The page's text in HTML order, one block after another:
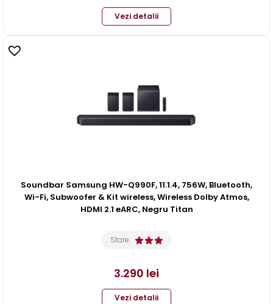
Vezi detalii
Soundbar Samsung HW-Q990F, 11.1.4, 756W, Bluetooth,
Wi-Fi, Subwoofer & Kit wireless, Wireless Dolby Atmos,
HDMI 2.1 eARC, Negru Titan
Stare:
3.290 lei
Vezi detalii